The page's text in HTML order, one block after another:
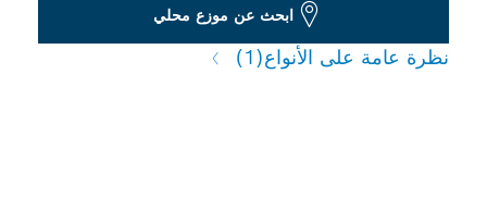
ابحث عن موزع محلي
نظرة عامة على الأنواع(1)